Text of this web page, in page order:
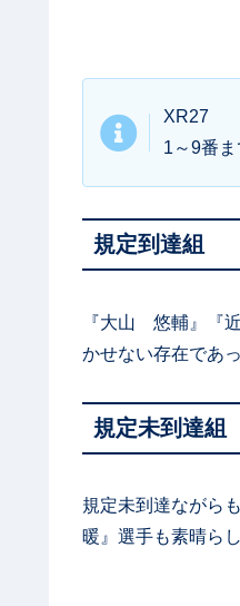
XR27
1～9番
規定到達組
『大山 悠輔』『
かせない存在であ
規定未到達組
規定未到達ながら
暖』選手も素晴ら